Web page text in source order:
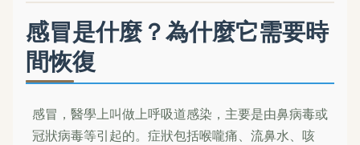
感冒是什麼？為什麼它需要時
間恢復
感冒，醫學上叫做上呼吸道感染，主要是由鼻病毒或
冠狀病毒等引起的。症狀包括喉嚨痛、流鼻水、咳